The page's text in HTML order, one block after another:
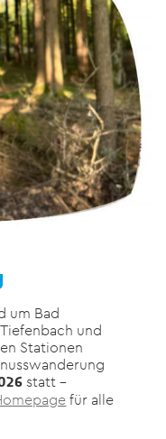
um Bad
und
Stationen
statt –
für alle